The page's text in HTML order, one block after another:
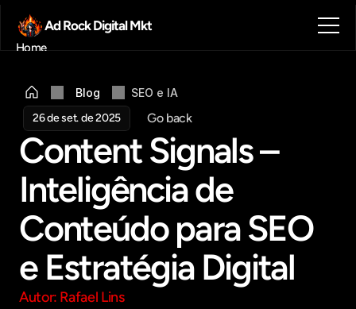
Ad Rock Digital Mkt
Home
Blog
Contato
Get in touch
Blog
SEO e IA
26 de set. de 2025
Go back
Content Signals –
Inteligência de
Conteúdo para SEO
e Estratégia Digital
Autor: Rafael Lins